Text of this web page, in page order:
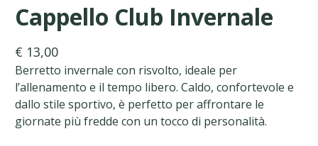
Cappello Club Invernale
€ 13,00
Berretto invernale con risvolto, ideale per
l’allenamento e il tempo libero. Caldo, confortevole e
dallo stile sportivo, è perfetto per affrontare le
giornate più fredde con un tocco di personalità.